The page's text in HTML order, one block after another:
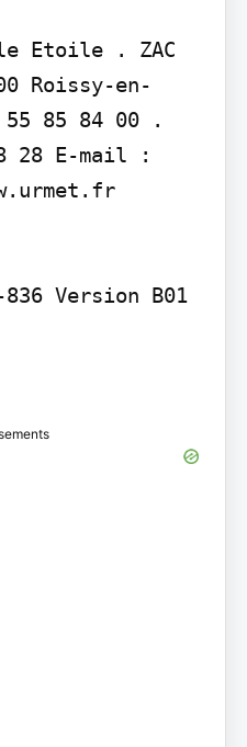
Etoile . ZAC
Roissy-en-
85 84 00 .
28 E-mail :
Version B01